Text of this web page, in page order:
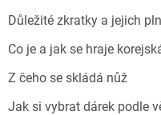
Důležité zkratky a jejich
Co je a jak se hraje
Z čeho se skládá nůž
Jak si vybrat dárek podle